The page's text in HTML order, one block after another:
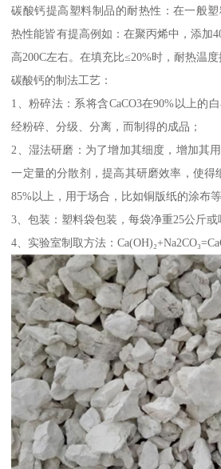
碳酸钙提高塑料制品的耐热性：在一般
热性能皆有提高例如：在聚丙烯中，添加
高200C左右。在填充比≤20%时，耐热温度
碳酸钙的制法工艺：
1、粉碎法：系将含CaCO3在90%以上的
经粉碎、分级、分离，而制得的成品；
2、湿法研磨：为了增加其细度，增加其
一定量的分散剂，提高其研磨效率，使得
85%以上，用于场合，比如铜版纸的涂布等
3、包装：塑料袋包装，每袋净重25公斤或
4、实验室制取方法：